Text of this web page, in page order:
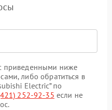
приведенными ниже
либо обратиться в
Electric” по
252-92-35 если не